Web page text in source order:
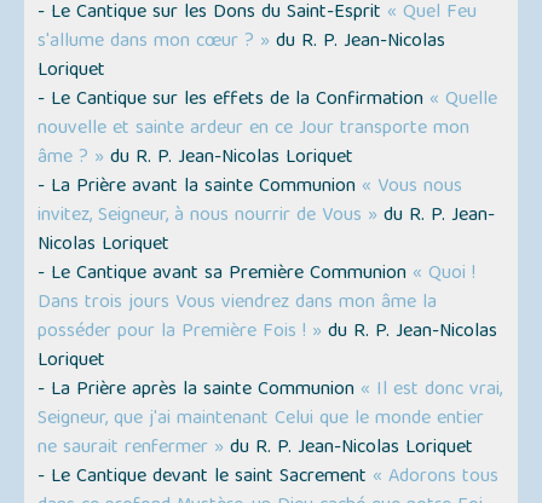
- Le Cantique sur les Dons du Saint-Esprit « Quel Feu
s'allume dans mon cœur ? » du R. P. Jean-Nicolas
Loriquet
- Le Cantique sur les effets de la Confirmation « Quelle
nouvelle et sainte ardeur en ce Jour transporte mon
âme ? » du R. P. Jean-Nicolas Loriquet
- La Prière avant la sainte Communion « Vous nous
invitez, Seigneur, à nous nourrir de Vous » du R. P. Jean-
Nicolas Loriquet
- Le Cantique avant sa Première Communion « Quoi !
Dans trois jours Vous viendrez dans mon âme la
posséder pour la Première Fois ! » du R. P. Jean-Nicolas
Loriquet
- La Prière après la sainte Communion « Il est donc vrai,
Seigneur, que j'ai maintenant Celui que le monde entier
ne saurait renfermer » du R. P. Jean-Nicolas Loriquet
- Le Cantique devant le saint Sacrement « Adorons tous